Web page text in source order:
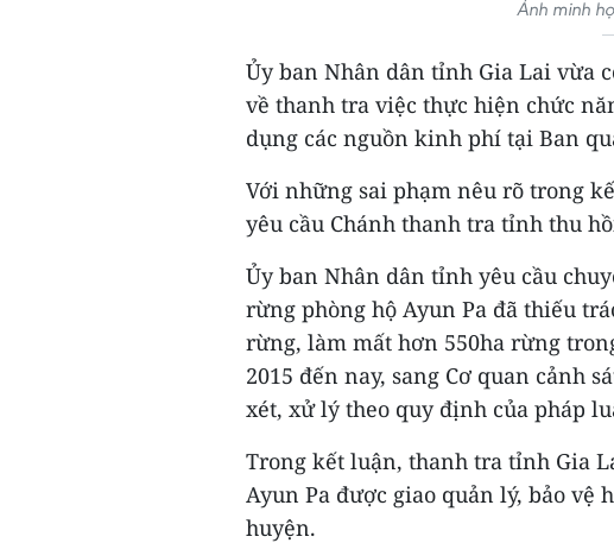
Ảnh minh
Ủy ban Nhân dân tỉnh Gia Lai vừa
về thanh tra việc thực hiện chức
dụng các nguồn kinh phí tại Ban
Với những sai phạm nêu rõ trong
yêu cầu Chánh thanh tra tỉnh thu
Ủy ban Nhân dân tỉnh yêu cầu
rừng phòng hộ Ayun Pa đã thiếu
rừng, làm mất hơn 550ha rừng
2015 đến nay, sang Cơ quan cảnh
xét, xử lý theo quy định của pháp
Trong kết luận, thanh tra tỉnh Gia
Ayun Pa được giao quản lý, bảo vệ
huyện.